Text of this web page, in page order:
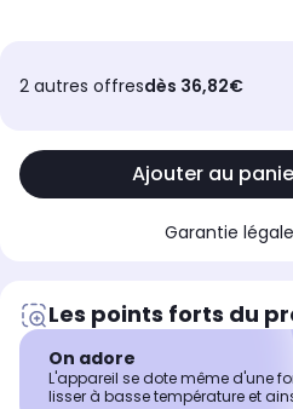
2 autres offresdès 36,82€
Ajouter au
Garantie
Les points forts du
On adore
L'appareil se dote même d'une
lisser à basse température et